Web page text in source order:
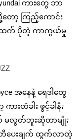
ကားတွေ ဘာ
ော့ ကြည့်ကောင်း
ထက် ပိုတဲ့ ကာကွယ်မှု
အနေနဲ့ ရေဒါတွေ
ကားတံခါး ဖွင့်ခါနီး
မလွတ်ဘူးဆိုတာမျိုး
သတိပေးချက် ထွက်လာတဲ့